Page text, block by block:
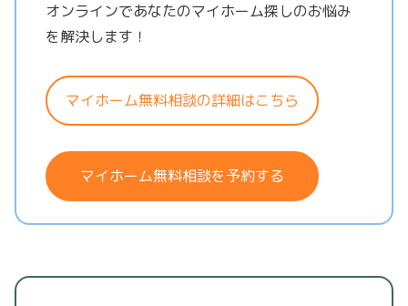
オンラインであなたのマイホーム探しのお悩み
を解決します！
マイホーム無料相談の詳細はこちら
マイホーム無料相談を予約する